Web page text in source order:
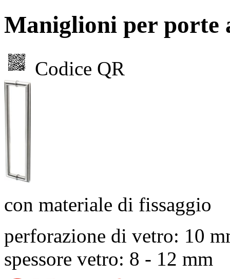
Maniglioni per porte
Codice QR
con materiale di fissaggio
perforazione di vetro: 10
spessore vetro: 8 - 12 mm